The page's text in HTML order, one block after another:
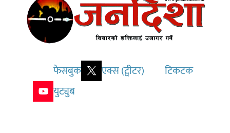
फेसबुक एक्स (ट्वीटर)
टिकटक
युट्युब